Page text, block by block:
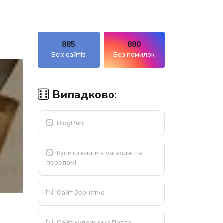
885
Всіх сайтів
880
Без помилок
Випадково:
BlogPani
Купити книги в магазині На
переломі
Сайт Зернятко